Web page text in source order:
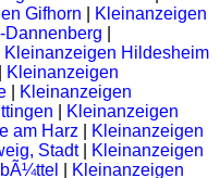
Gifhorn
Kleinanzeigen
Kleinanzeigen Hildesheim
Kleinanzeigen
Kleinanzeigen
Kleinanzeigen
am Harz
Kleinanzeigen
Stadt|
Kleinanzeigen
Kleinanzeigen